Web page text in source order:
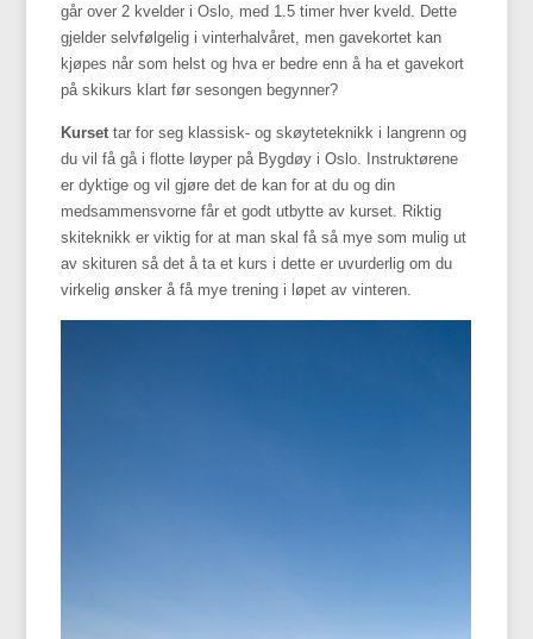
går over 2 kvelder i Oslo, med 1.5 timer hver kveld. Dette
gjelder selvfølgelig i vinterhalvåret, men gavekortet kan
kjøpes når som helst og hva er bedre enn å ha et gavekort
på skikurs klart før sesongen begynner?
Kurset tar for seg klassisk- og skøyteteknikk i langrenn og
du vil få gå i flotte løyper på Bygdøy i Oslo. Instruktørene
er dyktige og vil gjøre det de kan for at du og din
medsammensvorne får et godt utbytte av kurset. Riktig
skiteknikk er viktig for at man skal få så mye som mulig ut
av skituren så det å ta et kurs i dette er uvurderlig om du
virkelig ønsker å få mye trening i løpet av vinteren.